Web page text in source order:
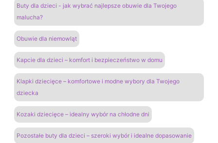
Buty dla dzieci - jak wybrać najlepsze obuwie dla Twojego
malucha?
Obuwie dla niemowląt
Kapcie dla dzieci – komfort i bezpieczeństwo w domu
Klapki dziecięce – komfortowe i modne wybory dla Twojego
dziecka
Kozaki dziecięce – idealny wybór na chłodne dni
Pozostałe buty dla dzieci – szeroki wybór i idealne dopasowanie